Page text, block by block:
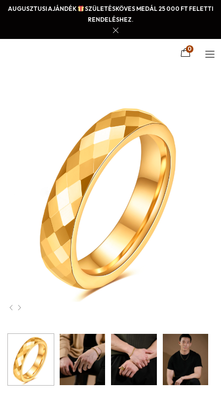
AUGUSZTUSI AJÁNDÉK
SZÜLETÉSKÖVES MEDÁL 25 000 FT FELETTI
RENDELÉSHEZ.
0